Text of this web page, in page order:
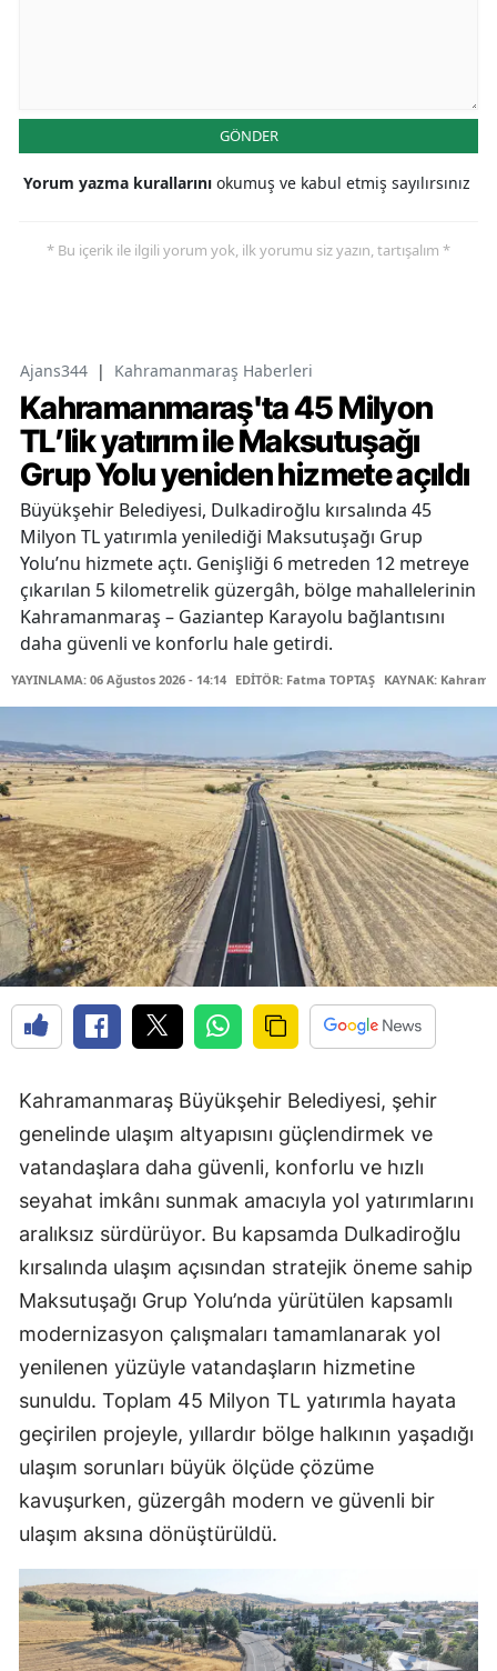
GÖNDER
Yorum yazma kurallarını okumuş ve kabul etmiş sayılırsınız
* Bu içerik ile ilgili yorum yok, ilk yorumu siz yazın, tartışalım *
Ajans344 | Kahramanmaraş Haberleri
Kahramanmaraş'ta 45 Milyon
TL’lik yatırım ile Maksutuşağı
Grup Yolu yeniden hizmete açıldı
Büyükşehir Belediyesi, Dulkadiroğlu kırsalında 45
Milyon TL yatırımla yenilediği Maksutuşağı Grup
Yolu’nu hizmete açtı. Genişliği 6 metreden 12 metreye
çıkarılan 5 kilometrelik güzergâh, bölge mahallelerinin
Kahramanmaraş – Gaziantep Karayolu bağlantısını
daha güvenli ve konforlu hale getirdi.
YAYINLAMA: 06 Ağustos 2026 - 14:14 EDİTÖR: Fatma TOPTAŞ KAYNAK:
Kahramanmaraş Büyükşehir Belediyesi, şehir
genelinde ulaşım altyapısını güçlendirmek ve
vatandaşlara daha güvenli, konforlu ve hızlı
seyahat imkânı sunmak amacıyla yol yatırımlarını
aralıksız sürdürüyor. Bu kapsamda Dulkadiroğlu
kırsalında ulaşım açısından stratejik öneme sahip
Maksutuşağı Grup Yolu’nda yürütülen kapsamlı
modernizasyon çalışmaları tamamlanarak yol
yenilenen yüzüyle vatandaşların hizmetine
sunuldu. Toplam 45 Milyon TL yatırımla hayata
geçirilen projeyle, yıllardır bölge halkının yaşadığı
ulaşım sorunları büyük ölçüde çözüme
kavuşurken, güzergâh modern ve güvenli bir
ulaşım aksına dönüştürüldü.